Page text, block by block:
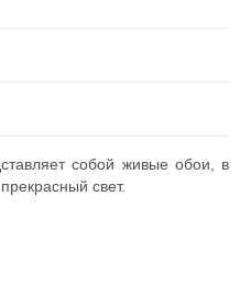
собой живые обои, в
свет.